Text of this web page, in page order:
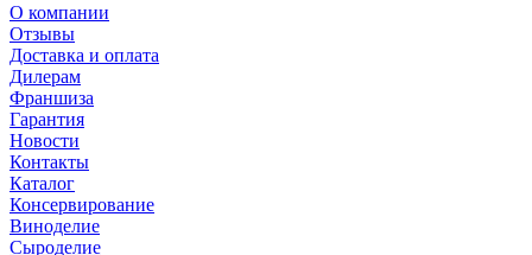
О компании
Отзывы
Доставка и оплата
Дилерам
Франшиза
Гарантия
Новости
Контакты
Каталог
Консервирование
Виноделие
Сыроделие